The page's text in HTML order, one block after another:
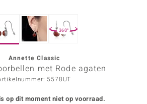
360°
Annette Classic
met Rode agaten
5578UT
op dit moment niet op voorraad.